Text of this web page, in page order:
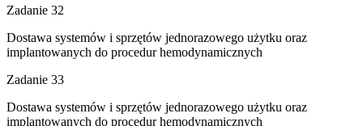
Zadanie 32
Dostawa systemów i sprzętów jednorazowego użytku oraz
implantowanych do procedur hemodynamicznych
Zadanie 33
Dostawa systemów i sprzętów jednorazowego użytku oraz
implantowanych do procedur hemodynamicznych